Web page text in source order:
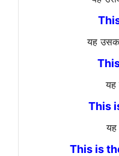
यह
यह
This
यह
This is